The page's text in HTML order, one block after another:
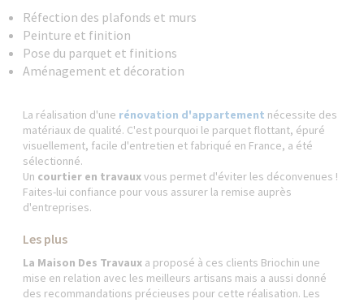
Réfection des plafonds et murs
Peinture et finition
Pose du parquet et finitions
Aménagement et décoration
La réalisation d'une rénovation d'appartement nécessite des
matériaux de qualité. C'est pourquoi le parquet flottant, épuré
visuellement, facile d'entretien et fabriqué en France, a été
sélectionné.
Un courtier en travauxvous permet d'éviter les déconvenues !
Faites-lui confiance pour vous assurer la remise auprès
d'entreprises.
Les plus
La Maison Des Travaux a proposé à ces clients Briochin une
mise en relation avec les meilleurs artisans mais a aussi donné
des recommandations précieuses pour cette réalisation. Les